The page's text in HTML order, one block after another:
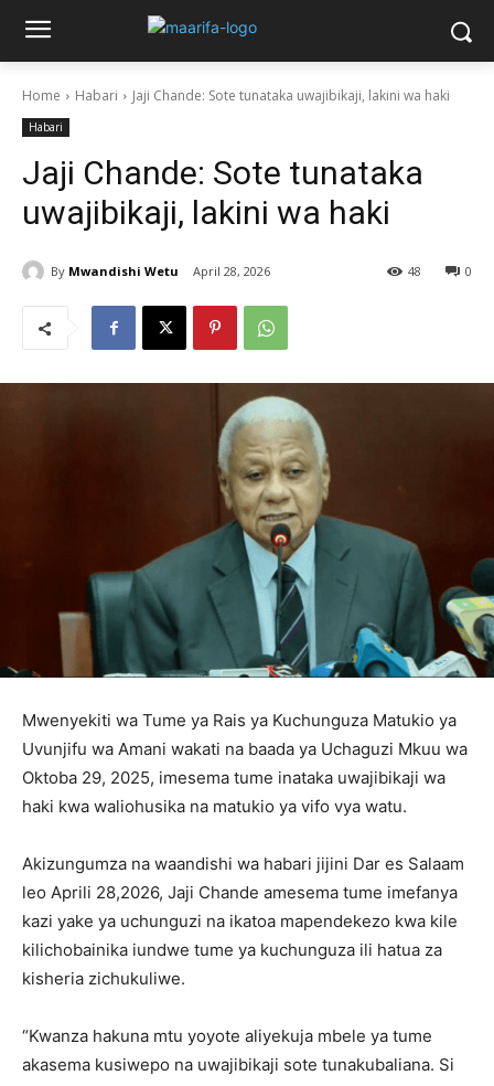
Home Habari Jaji Chande: Sote tunataka uwajibikaji, lakini wa haki
Habari
Jaji Chande: Sote tunataka
uwajibikaji, lakini wa haki
By Mwandishi Wetu April 28, 2026 0
48
Mwenyekiti wa Tume ya Rais ya Kuchunguza Matukio ya
Uvunjifu wa Amani wakati na baada ya Uchaguzi Mkuu wa
Oktoba 29, 2025, imesema tume inataka uwajibikaji wa
haki kwa waliohusika na matukio ya vifo vya watu.
Akizungumza na waandishi wa habari jijini Dar es Salaam
leo Aprili 28,2026, Jaji Chande amesema tume imefanya
kazi yake ya uchunguzi na ikatoa mapendekezo kwa kile
kilichobainika iundwe tume ya kuchunguza ili hatua za
kisheria zichukuliwe.
“Kwanza hakuna mtu yoyote aliyekuja mbele ya tume
akasema kusiwepo na uwajibikaji sote tunakubaliana. Si